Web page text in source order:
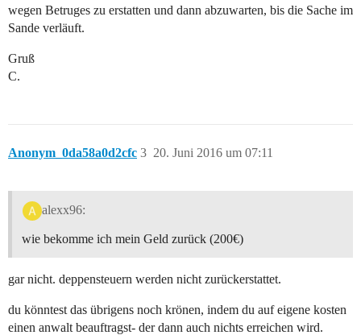
wegen Betruges zu erstatten und dann abzuwarten, bis die Sache im
Sande verläuft.
Gruß
C.
Anonym_0da58a0d2cfc 20. Juni 2016 um 07:11
3
alexx96:
wie bekomme ich mein Geld zurück (200€)
gar nicht. deppensteuern werden nicht zurückerstattet.
du könntest das übrigens noch krönen, indem du auf eigene kosten
einen anwalt beauftragst- der dann auch nichts erreichen wird.